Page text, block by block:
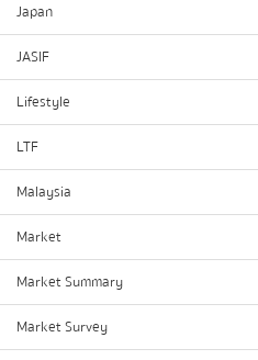
Japan
JASIF
Lifestyle
LTF
Malaysia
Market
Market Summary
Market Survey